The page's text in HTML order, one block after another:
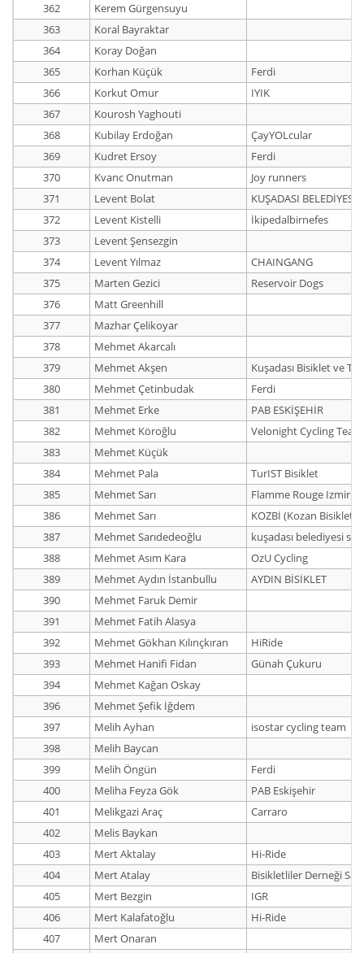
362
Kerem Gürgensuyu
363
Koral Bayraktar
364
Koray Doğan
365
Korhan Küçük
Ferdi
366
Korkut Omur
IYIK
367
Kourosh Yaghouti
368
Kubilay Erdoğan
ÇayYOLcular
369
Kudret Ersoy
Ferdi
370
Kvanc Onutman
Joy runners
371
Levent Bolat
KUŞADASI BELEDİYESİ
372
Levent Kistelli
İkipedalbirnefes
373
Levent Şensezgin
374
Levent Yılmaz
CHAINGANG
375
Marten Gezici
Reservoir Dogs
376
Matt Greenhill
377
Mazhar Çelikoyar
378
Mehmet Akarcalı
379
Mehmet Akşen
Kuşadası Bisiklet ve
380
Mehmet Çetinbudak
Ferdi
381
Mehmet Erke
PAB ESKİŞEHİR
382
Mehmet Köroğlu
Velonight Cycling Team
383
Mehmet Küçük
384
Mehmet Pala
TurIST Bisiklet
385
Mehmet Sarı
Flamme Rouge Izmir
386
Mehmet Sarı
KOZBİ (Kozan Bisiklet)
387
Mehmet Sarıdedeoğlu
kuşadası belediyesi
388
Mehmet Asım Kara
OzU Cycling
389
Mehmet Aydın İstanbullu
AYDIN BİSİKLET
390
Mehmet Faruk Demir
391
Mehmet Fatih Alasya
392
Mehmet Gökhan Kılınçkıran
HiRide
393
Mehmet Hanifi Fidan
Günah Çukuru
394
Mehmet Kağan Oskay
396
Mehmet Şefik İğdem
397
Melih Ayhan
isostar cycling team
398
Melih Baycan
399
Melih Öngün
Ferdi
400
Meliha Feyza Gök
PAB Eskişehir
401
Melikgazi Araç
Carraro
402
Melis Baykan
403
Mert Aktalay
Hi-Ride
404
Mert Atalay
Bisikletliler Derneği
405
Mert Bezgin
IGR
406
Mert Kalafatoğlu
Hi-Ride
407
Mert Onaran